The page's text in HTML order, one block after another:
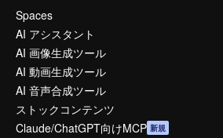
Spaces
AI アシスタント
AI 画像生成ツール
AI 動画生成ツール
AI 音声合成ツール
ストックコンテンツ
Claude/ChatGPT向けMCP 新規